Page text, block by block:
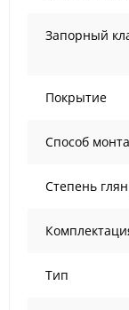
Запорный
Покрытие
Способ
Степень
Тип